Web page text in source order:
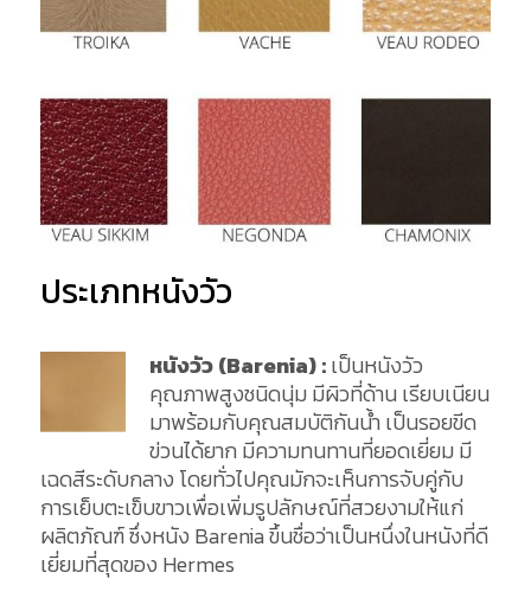
ประเภทหนังวัว
หนังวัว (Barenia) :เป็นหนังวัว
คุณภาพสูงชนิดนุ่ม มีผิวที่ด้าน เรียบเนียน
มาพร้อมกับคุณสมบัติกันน้ำ เป็นรอยขีด
ข่วนได้ยาก มีความทนทานที่ยอดเยี่ยม มี
เฉดสีระดับกลาง โดยทั่วไปคุณมักจะเห็นการจับคู่กับ
การเย็บตะเข็บขาวเพื่อเพิ่มรูปลักษณ์ที่สวยงามให้แก่
ผลิตภัณฑ์ ซึ่งหนัง Barenia ขึ้นชื่อว่าเป็นหนึ่งในหนังที่ดี
เยี่ยมที่สุดของ Hermes